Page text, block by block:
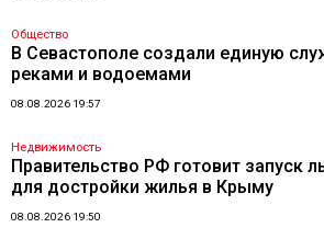
Общество
В Севастополе создали единую
реками и водоемами
08.08.2026 19:57
Недвижимость
Правительство РФ готовит запуск
для достройки жилья в Крыму
08.08.2026 19:50